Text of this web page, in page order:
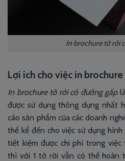
In brochure tờ rời
Lợi ích cho việc in
In brochure tờ rời có đường gấp
được sử dụng thông dụng nhất
cáo sản phẩm của các doanh
thể kể đến cho việc sử dụng
tiết kiệm được chi phí trong việc
thì với 1 tờ rời vẫn có thể hoàn